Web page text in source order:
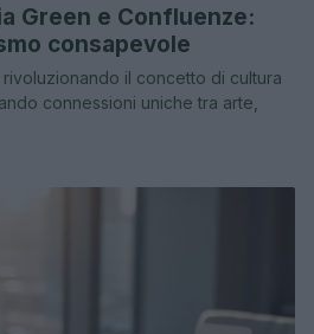
Green e Confluenze:
consapevole
il concetto di cultura
connessioni uniche tra arte,